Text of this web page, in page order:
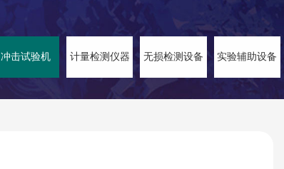
冲击试验机 计量检测仪器 无损检测设备 实验辅助设备